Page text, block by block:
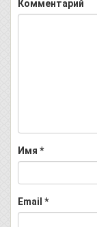
Комментарий
Имя *
Email *